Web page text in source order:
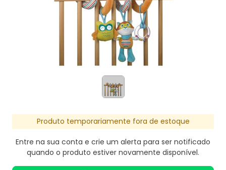
Produto temporariamente fora de estoque
Entre na sua conta e crie um alerta para ser notificado
quando o produto estiver novamente disponível.